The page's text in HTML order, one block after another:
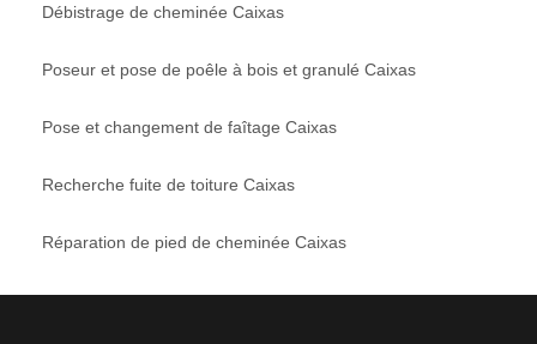
Débistrage de cheminée Caixas
Poseur et pose de poêle à bois et granulé Caixas
Pose et changement de faîtage Caixas
Recherche fuite de toiture Caixas
Réparation de pied de cheminée Caixas